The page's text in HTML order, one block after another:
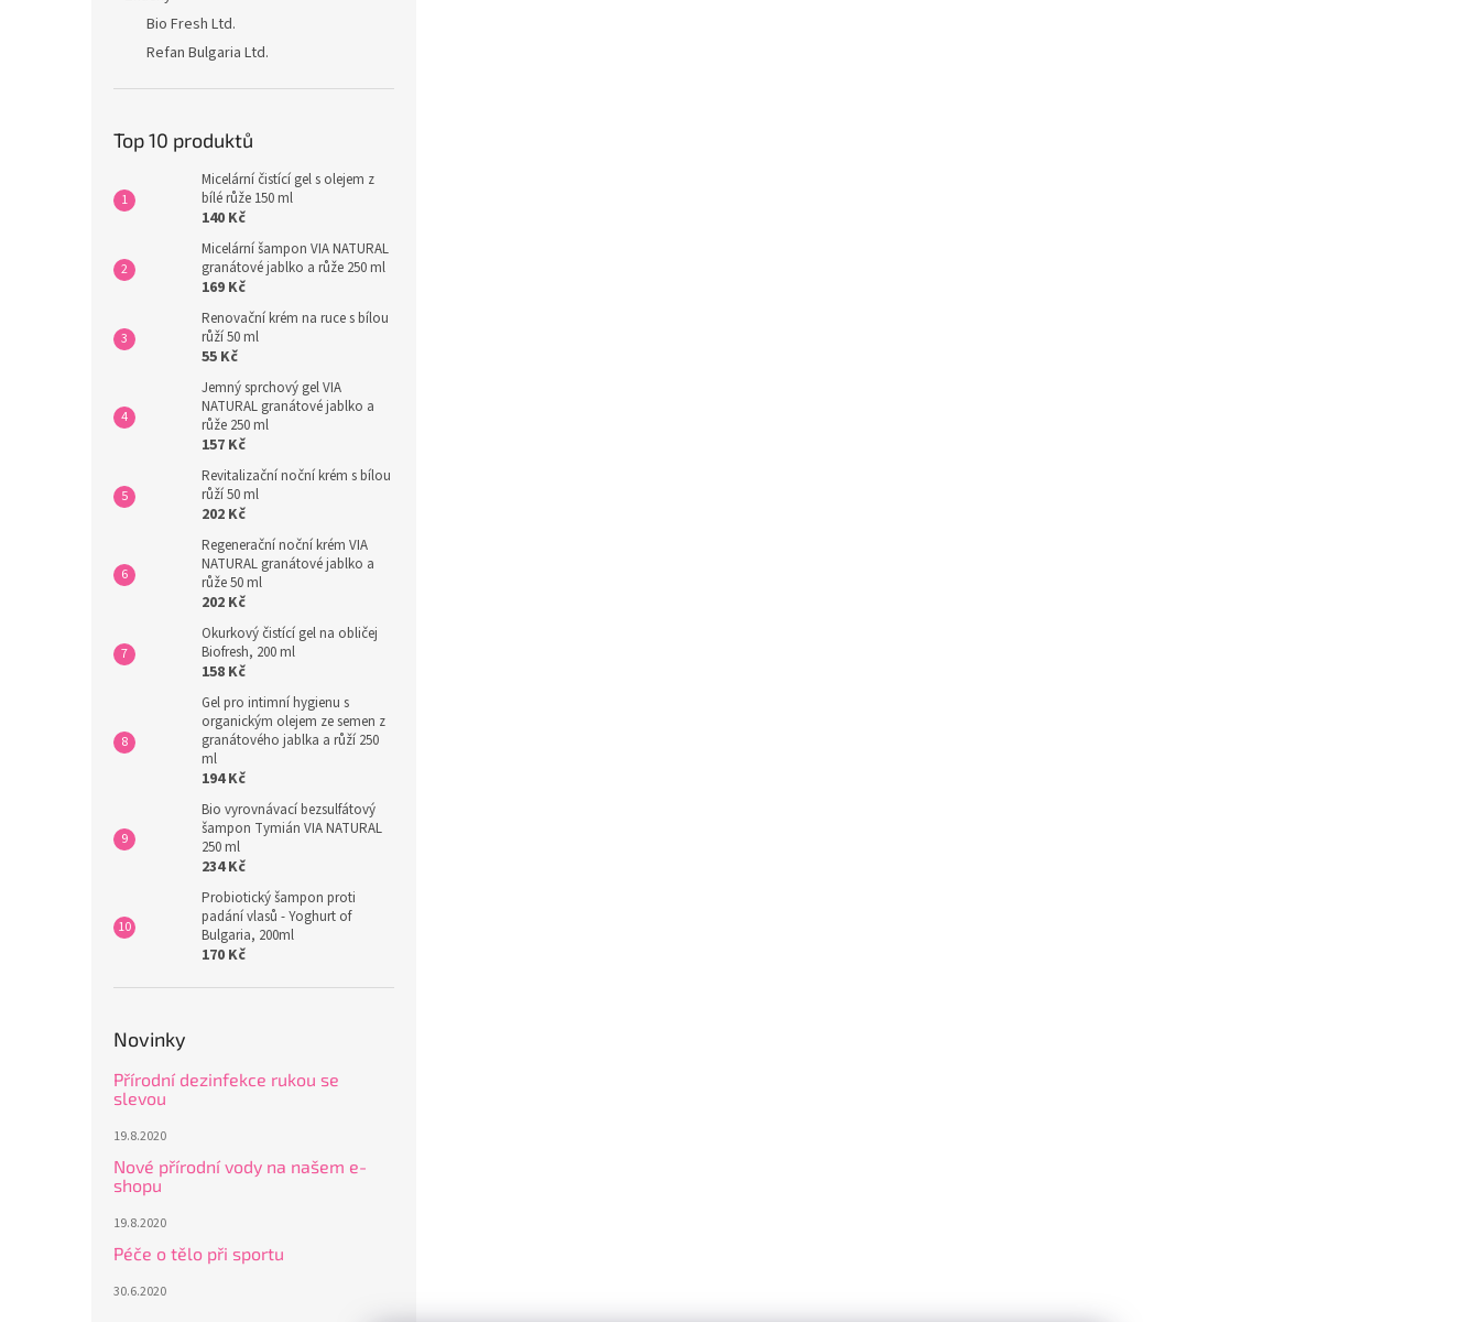
Bio Fresh Ltd.
Refan Bulgaria Ltd.
Top 10 produktů
Micelární čistící gel s olejem z
bílé růže 150 ml
140 Kč
Micelární šampon VIA NATURAL
granátové jablko a růže 250 ml
169 Kč
Renovační krém na ruce s bílou
růží 50 ml
55 Kč
Jemný sprchový gel VIA
NATURAL granátové jablko a
růže 250 ml
157 Kč
Revitalizační noční krém s bílou
růží 50 ml
202 Kč
Regenerační noční krém VIA
NATURAL granátové jablko a
růže 50 ml
202 Kč
Okurkový čistící gel na obličej
Biofresh, 200 ml
158 Kč
Gel pro intimní hygienu s
organickým olejem ze semen z
granátového jablka a růží 250
ml
194 Kč
Bio vyrovnávací bezsulfátový
šampon Tymián VIA NATURAL
250 ml
234 Kč
Probiotický šampon proti
padání vlasů - Yoghurt of
Bulgaria, 200ml
170 Kč
Novinky
Přírodní dezinfekce rukou se
slevou
19.8.2020
Nové přírodní vody na našem e-
shopu
19.8.2020
Péče o tělo při sportu
30.6.2020